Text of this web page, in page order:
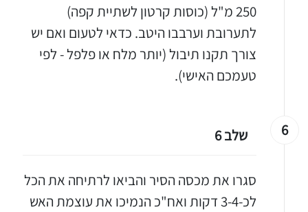
250 מ"ל (כוסות קרטון לשתיית קפה)
לתערובת וערבבו היטב. כדאי לטעום ואם יש
צורך תקנו תיבול (יותר מלח או פלפל - לפי
טעמכם האישי).
6 שלב 6
סגרו את מכסה הסיר והביאו לרתיחה את הכל
לכ-3-4 דקות ואח"כ הנמיכו את עוצמת האש